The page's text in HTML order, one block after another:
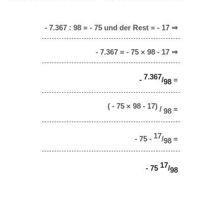
- 7.367 : 98 = - 75 und der Rest = - 17 ⇒
- 7.367 = - 75 × 98 - 17 ⇒
- 7.367/98=
( - 75 × 98 - 17)/ 98=
- 75 - 17/98=
- 75 17/98